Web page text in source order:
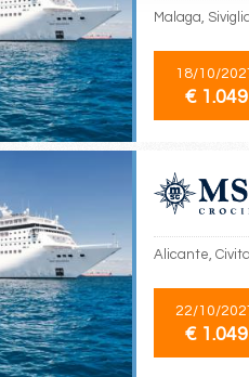
Malaga,
18/10/
€ 1.049
Alicante,
22/10/
€ 1.049